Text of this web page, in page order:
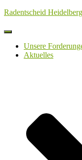
Radentscheid
Navigation
umschalten
Unsere
Aktuelles